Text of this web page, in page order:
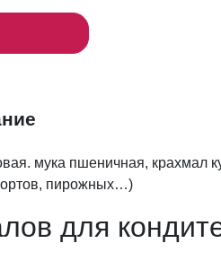
мука пшеничная, крахмал
пирожных…)
для